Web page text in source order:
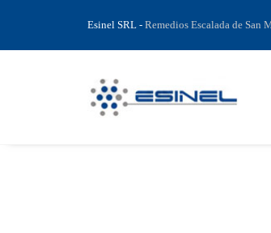
Esinel SRL - Remedios Escalada de San